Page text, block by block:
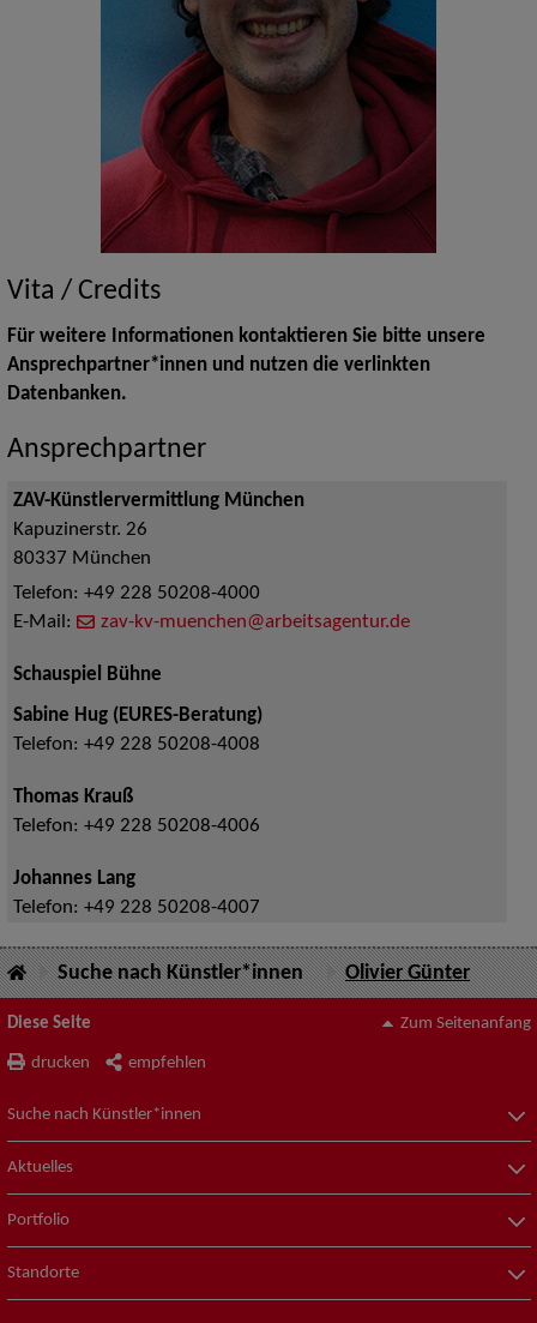
Vita / Credits
Für weitere Informationen kontaktieren Sie bitte unsere
Ansprechpartner*innen und nutzen die verlinkten
Datenbanken.
Ansprechpartner
ZAV-Künstlervermittlung München
Kapuzinerstr. 26
80337 München
Telefon: +49 228 50208-4000
E-Mail:
zav-kv-muenchen@arbeitsagentur.de
Schauspiel Bühne
Sabine Hug (EURES-Beratung)
Telefon: +49 228 50208-4008
Thomas Krauß
Telefon: +49 228 50208-4006
Johannes Lang
Telefon: +49 228 50208-4007
Suche nach Künstler*innen Olivier Günter
Diese Seite
drucken empfehlen
Zum Seitenanfang
Suche nach Künstler*innen
Aktuelles
Portfolio
Standorte